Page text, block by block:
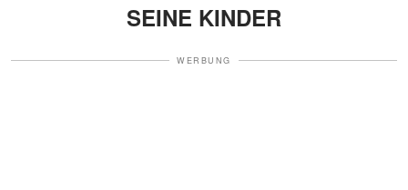
SEINE KINDER
WERBUNG